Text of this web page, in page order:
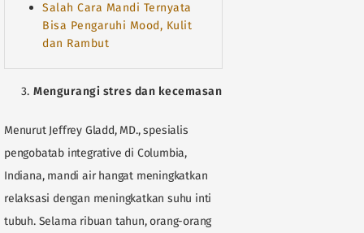
Salah Cara Mandi Ternyata
Bisa Pengaruhi Mood, Kulit
dan Rambut
Mengurangi stres dan kecemasan
Menurut Jeffrey Gladd, MD., spesialis
pengobatab integrative di Columbia,
Indiana, mandi air hangat meningkatkan
relaksasi dengan meningkatkan suhu inti
tubuh. Selama ribuan tahun, orang-orang